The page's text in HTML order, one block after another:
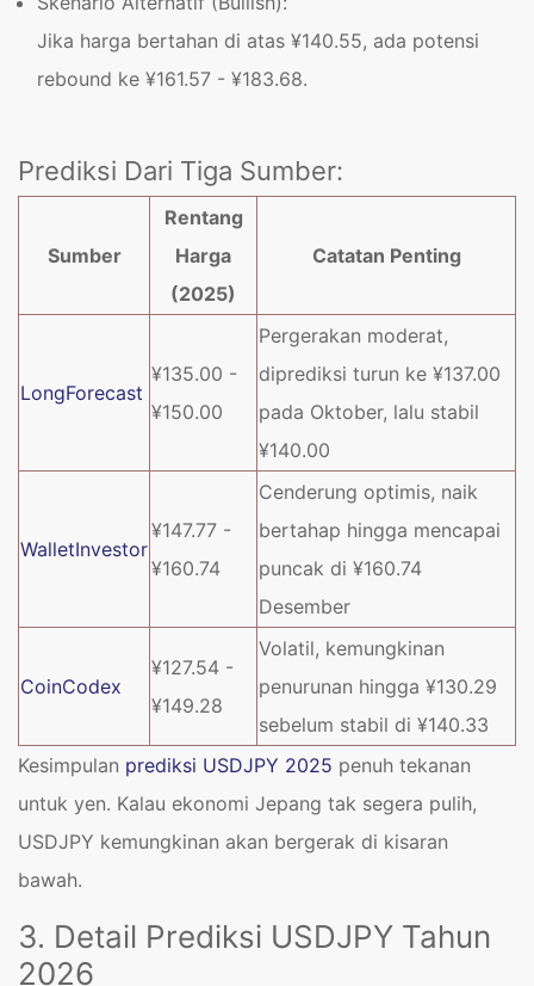
Jika harga bertahan di atas ¥140.55, ada potensi
rebound ke ¥161.57 - ¥183.68.
Prediksi Dari Tiga Sumber:
Sumber
Rentang
Harga
(2025)
Catatan Penting
LongForecast
¥135.00 -
¥150.00
Pergerakan moderat,
diprediksi turun ke ¥137.00
pada Oktober, lalu stabil
¥140.00
WalletInvestor
¥147.77 -
¥160.74
Cenderung optimis, naik
bertahap hingga mencapai
puncak di ¥160.74
Desember
CoinCodex
¥127.54 -
¥149.28
Volatil, kemungkinan
penurunan hingga ¥130.29
sebelum stabil di ¥140.33
Kesimpulan prediksi USDJPY 2025 penuh tekanan
untuk yen. Kalau ekonomi Jepang tak segera pulih,
USDJPY kemungkinan akan bergerak di kisaran
bawah.
3. Detail Prediksi USDJPY Tahun
2026